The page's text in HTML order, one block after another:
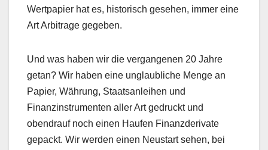
Wertpapier hat es, historisch gesehen, immer eine
Art Arbitrage gegeben.
Und was haben wir die vergangenen 20 Jahre
getan? Wir haben eine unglaubliche Menge an
Papier, Währung, Staatsanleihen und
Finanzinstrumenten aller Art gedruckt und
obendrauf noch einen Haufen Finanzderivate
gepackt. Wir werden einen Neustart sehen, bei